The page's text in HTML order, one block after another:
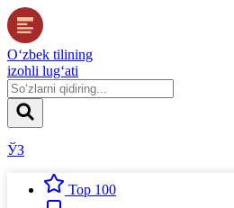
O‘zbek tilining
izohli lug‘ati
ЎЗ
Top 100